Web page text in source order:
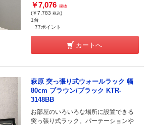
￥7,076 税抜
(￥7,783 税込)
1台
77ポイント
カートへ
萩原 突っ張り式ウォールラック 幅
80cm ブラウン/ブラック KTR-
3148BB
お部屋のいろいろな場所に設置できる
突っ張り式ラック。パーテーションや